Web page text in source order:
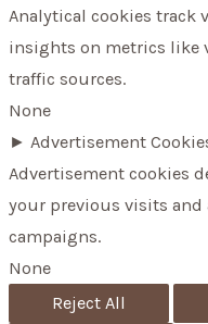
Analytical cookies
insights on metrics like
traffic sources.
None
► Advertisement
Advertisement cookies
your previous visits and
campaigns.
None
Reject All